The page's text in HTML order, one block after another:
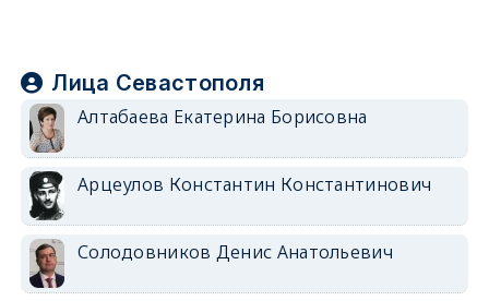
Лица Севастополя
Алтабаева Екатерина Борисовна
Арцеулов Константин Константинович
Солодовников Денис Анатольевич